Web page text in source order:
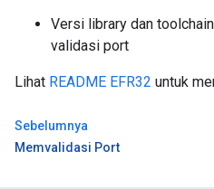
Versi library dan
validasi port
Lihat README EFR32 untuk
Sebelumnya
Memvalidasi Port